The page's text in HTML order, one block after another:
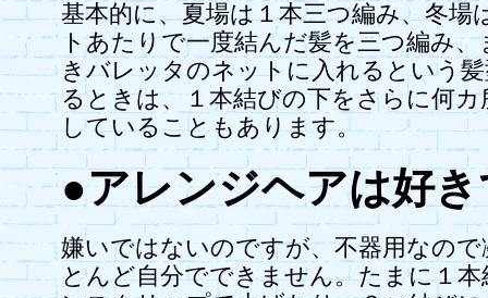
基本的に、夏場は１本三つ編み、冬場
トあたりで一度結んだ髪を三つ編み
きバレッタのネットに入れるという
るときは、１本結びの下をさらに何
していることもあります。
●アレンジヘアは好
嫌いではないのですが、不器用なの
とんど自分でできません。たまに１